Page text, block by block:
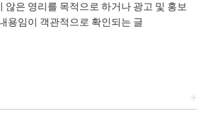
않은 영리를 목적으로 하거나 광고 및 홍보
용임이 객관적으로 확인되는 글
+